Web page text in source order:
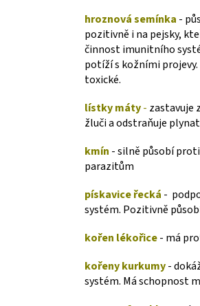
hroznová semínka -
pozitivně i na pejsky,
činnost imunitního
potíží s kožními
toxické.
lístky máty- zastavuje
žluči a odstraňuje
kmín - silně působí
parazitům
pískavice řecká -
systém. Pozitivně
kořen lékořice- má
kořeny kurkumy-
systém. Má schopnost